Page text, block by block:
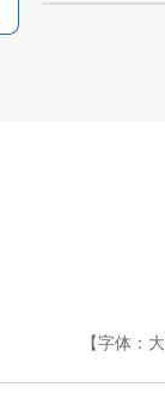
【字体： 大